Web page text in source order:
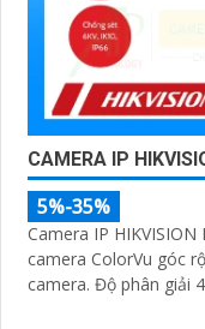
CAMERA IP
5%-35%
Camera IP
camera ColorVu góc
camera. Độ phân giải